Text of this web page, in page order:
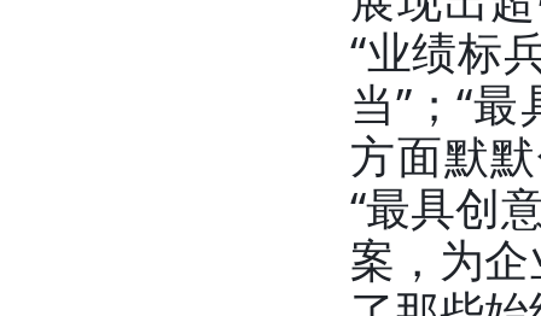
“业绩标
当”；“
方面默
“最具创
案，为